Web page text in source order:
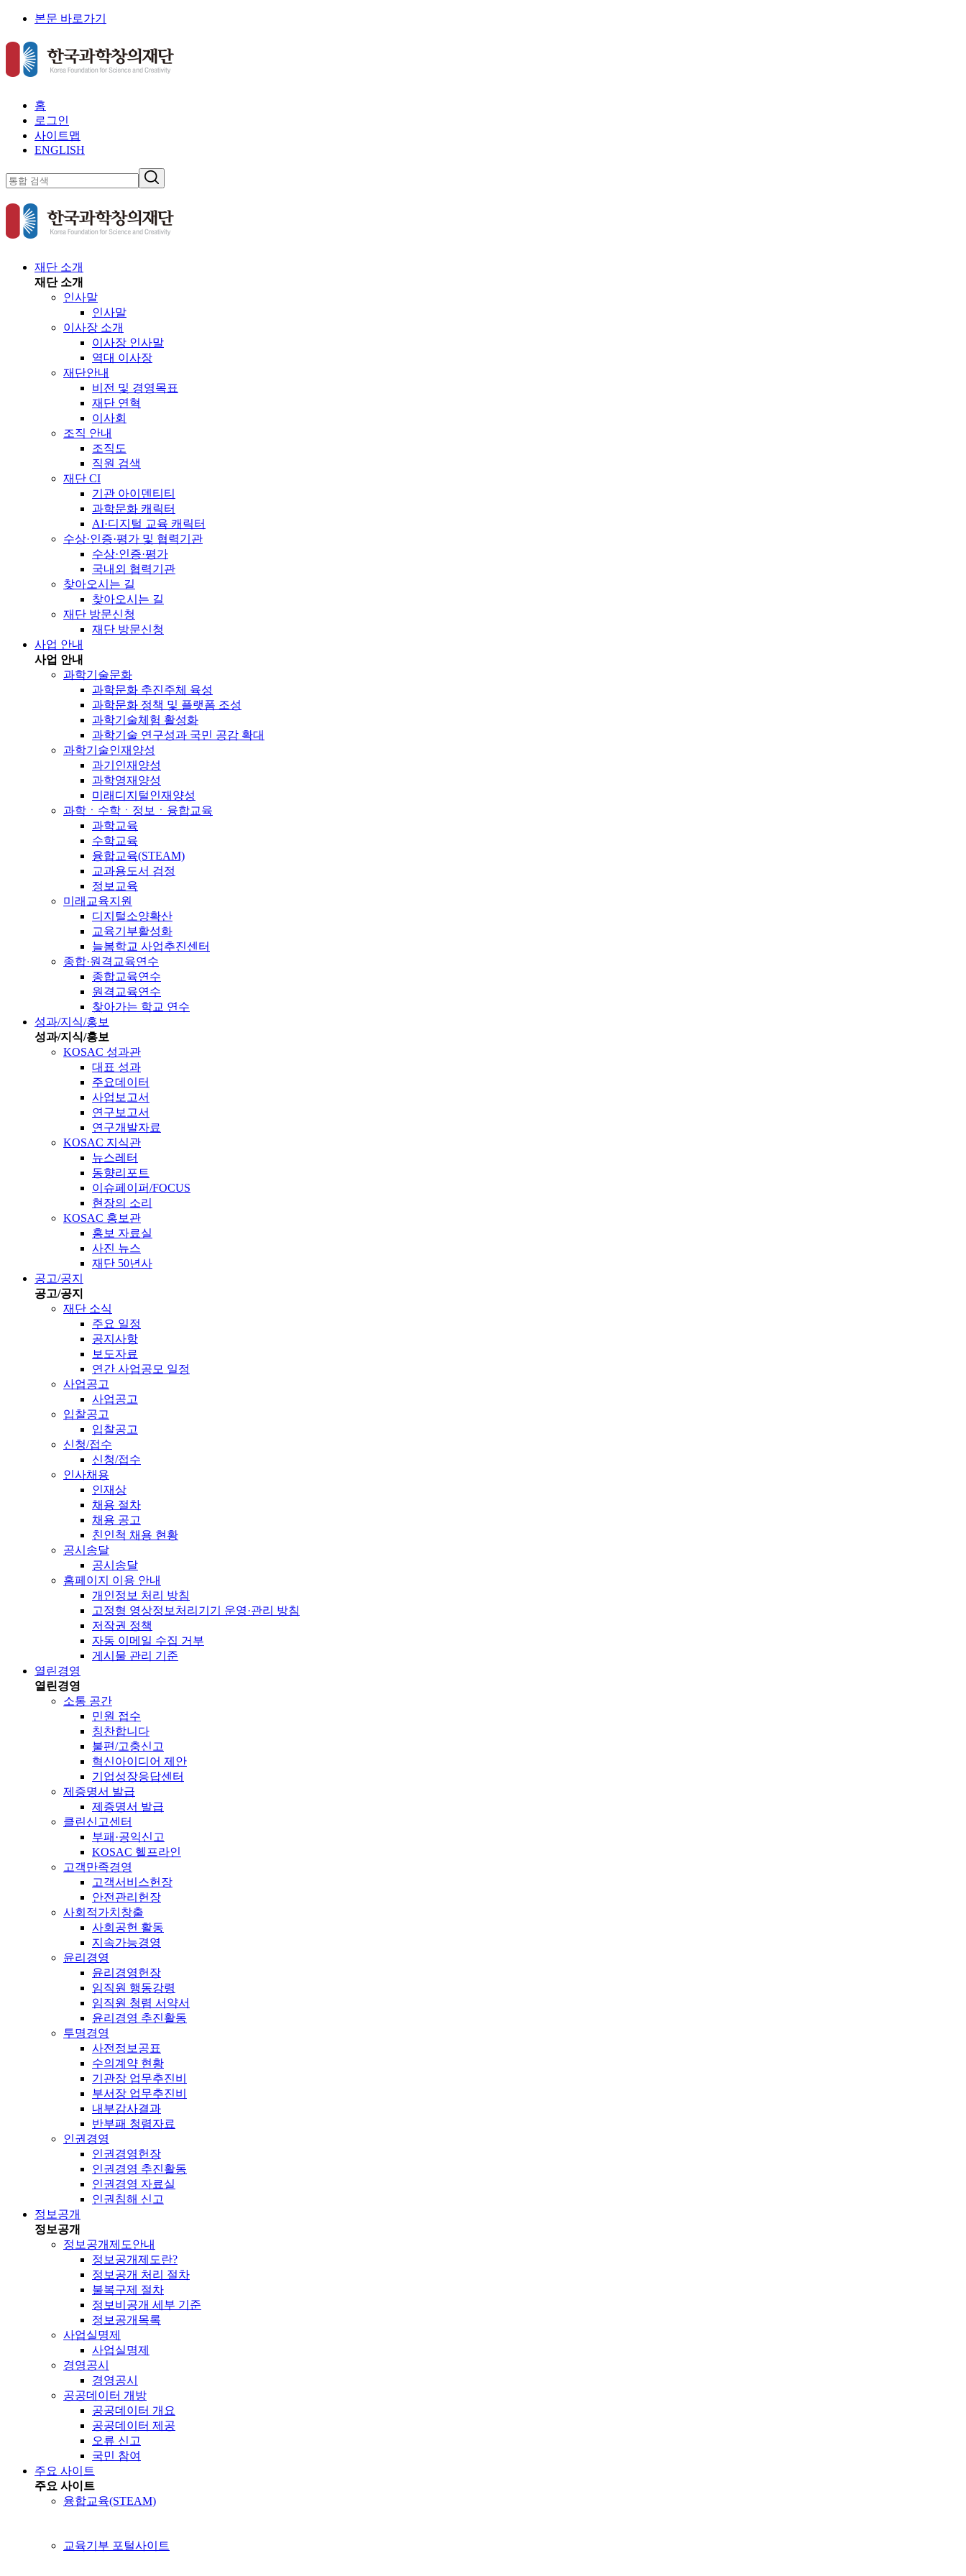
본문 바로가기
홈
로그인
사이트맵
ENGLISH
재단 소개
재단 소개
인사말
인사말
이사장 소개
이사장 인사말
역대 이사장
재단안내
비전 및 경영목표
재단 연혁
이사회
조직 안내
조직도
직원 검색
재단 CI
기관 아이덴티티
과학문화 캐릭터
AI·디지털 교육 캐릭터
수상·인증·평가 및 협력기관
수상·인증·평가
국내외 협력기관
찾아오시는 길
찾아오시는 길
재단 방문신청
재단 방문신청
사업 안내
사업 안내
과학기술문화
과학문화 추진주체 육성
과학문화 정책 및 플랫폼 조성
과학기술체험 활성화
과학기술 연구성과 국민 공감 확대
과학기술인재양성
과기인재양성
과학영재양성
미래디지털인재양성
과학ㆍ수학ㆍ정보ㆍ융합교육
과학교육
수학교육
융합교육(STEAM)
교과용도서 검정
정보교육
미래교육지원
디지털소양확산
교육기부활성화
늘봄학교 사업추진센터
종합·원격교육연수
종합교육연수
원격교육연수
찾아가는 학교 연수
성과/지식/홍보
성과/지식/홍보
KOSAC 성과관
대표 성과
주요데이터
사업보고서
연구보고서
연구개발자료
KOSAC 지식관
뉴스레터
동향리포트
이슈페이퍼/FOCUS
현장의 소리
KOSAC 홍보관
홍보 자료실
사진 뉴스
재단 50년사
공고/공지
공고/공지
재단 소식
주요 일정
공지사항
보도자료
연간 사업공모 일정
사업공고
사업공고
입찰공고
입찰공고
신청/접수
신청/접수
인사채용
인재상
채용 절차
채용 공고
친인척 채용 현황
공시송달
공시송달
홈페이지 이용 안내
개인정보 처리 방침
고정형 영상정보처리기기 운영·관리 방침
저작권 정책
자동 이메일 수집 거부
게시물 관리 기준
열린경영
열린경영
소통 공간
민원 접수
칭찬합니다
불편/고충신고
혁신아이디어 제안
기업성장응답센터
제증명서 발급
제증명서 발급
클린신고센터
부패·공익신고
KOSAC 헬프라인
고객만족경영
고객서비스헌장
안전관리헌장
사회적가치창출
사회공헌 활동
지속가능경영
윤리경영
윤리경영헌장
임직원 행동강령
임직원 청렴 서약서
윤리경영 추진활동
투명경영
사전정보공표
수의계약 현황
기관장 업무추진비
부서장 업무추진비
내부감사결과
반부패 청렴자료
인권경영
인권경영헌장
인권경영 추진활동
인권경영 자료실
인권침해 신고
정보공개
정보공개
정보공개제도안내
정보공개제도란?
정보공개 처리 절차
불복구제 절차
정보비공개 세부 기준
정보공개목록
사업실명제
사업실명제
경영공시
경영공시
공공데이터 개방
공공데이터 개요
공공데이터 제공
오류 신고
국민 참여
주요 사이트
주요 사이트
융합교육(STEAM)
교육기부 포털사이트